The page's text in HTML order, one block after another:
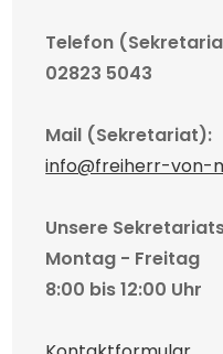
Telefon
02823 5043
Mail (Sekretariat):
info@freiherr-von-
Unsere
Montag - Freitag
8:00 bis 12:00 Uhr